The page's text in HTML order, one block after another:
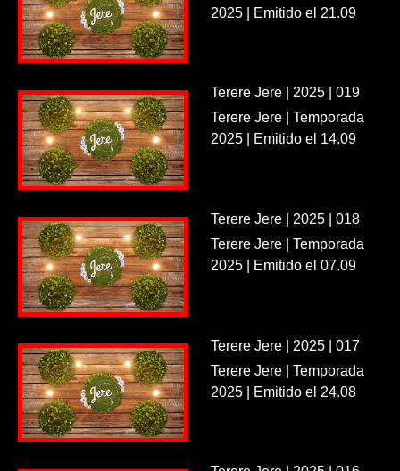
2025 | Emitido el 21.09
Terere Jere | 2025 | 019
Terere Jere | Temporada
2025 | Emitido el 14.09
Terere Jere | 2025 | 018
Terere Jere | Temporada
2025 | Emitido el 07.09
Terere Jere | 2025 | 017
Terere Jere | Temporada
2025 | Emitido el 24.08